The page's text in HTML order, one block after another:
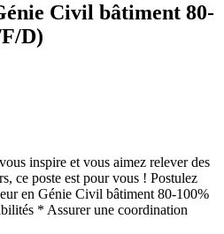
Civil bâtiment 80-
D)
inspire et vous aimez relever des
ce poste est pour vous ! Postulez
en Génie Civil bâtiment 80-100%
* Assurer une coordination